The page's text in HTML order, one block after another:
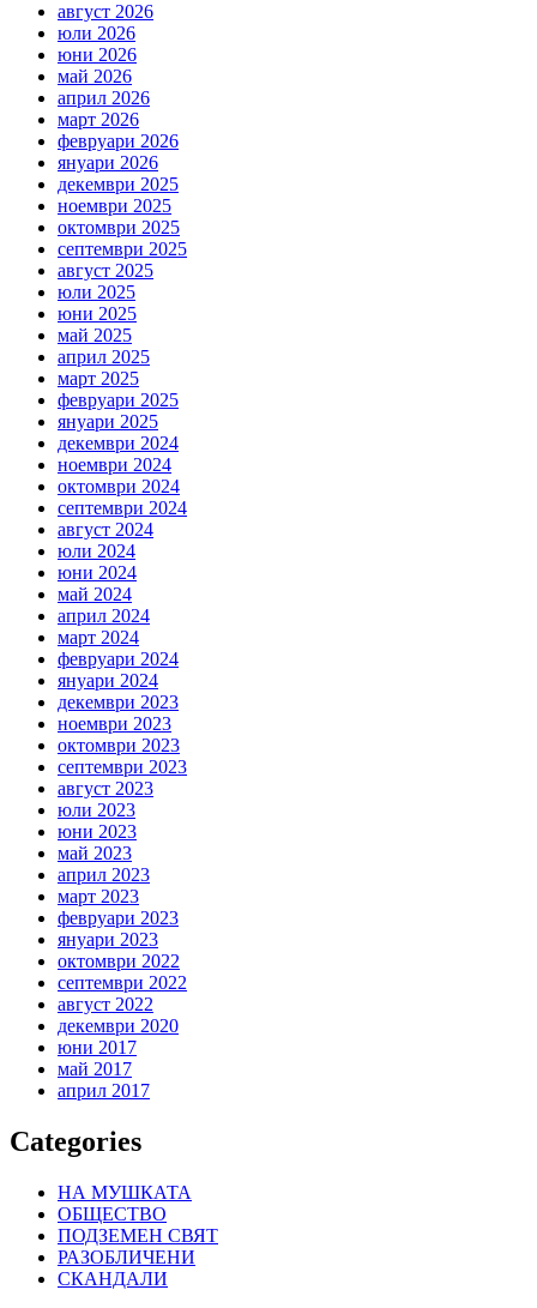
август 2026
юли 2026
юни 2026
май 2026
април 2026
март 2026
февруари 2026
януари 2026
декември 2025
ноември 2025
октомври 2025
септември 2025
август 2025
юли 2025
юни 2025
май 2025
април 2025
март 2025
февруари 2025
януари 2025
декември 2024
ноември 2024
октомври 2024
септември 2024
август 2024
юли 2024
юни 2024
май 2024
април 2024
март 2024
февруари 2024
януари 2024
декември 2023
ноември 2023
октомври 2023
септември 2023
август 2023
юли 2023
юни 2023
май 2023
април 2023
март 2023
февруари 2023
януари 2023
октомври 2022
септември 2022
август 2022
декември 2020
юни 2017
май 2017
април 2017
Categories
НА МУШКАТА
ОБЩЕСТВО
ПОДЗЕМЕН СВЯТ
РАЗОБЛИЧЕНИ
СКАНДАЛИ